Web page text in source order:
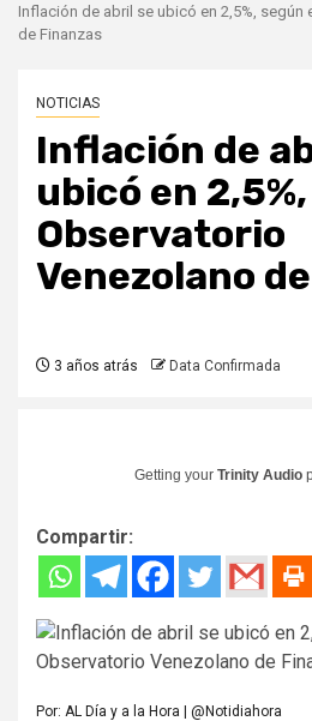
Inflación de abril se ubicó en 2,5%, según
de Finanzas
NOTICIAS
Inflación de
ubicó en
Observatorio
Venezolano
3 años atrás Data Confirmada
Getting your Trinity Audio
Compartir:
Por: AL Día y a la Hora | @Notidiahora